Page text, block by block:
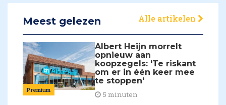
Meest gelezen Alle artikelen
Premium
Albert Heijn morrelt
opnieuw aan
koopzegels: 'Te riskant
om er in één keer mee
te stoppen'
5 minuten